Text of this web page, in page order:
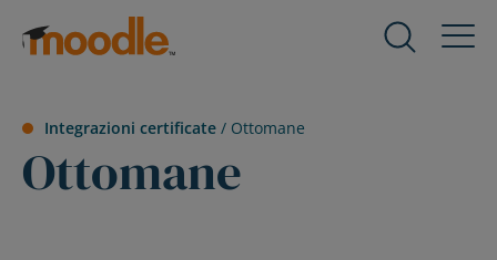
Prodotti
Servizi
Integrazioni certificate / Ottomane
Ottomane